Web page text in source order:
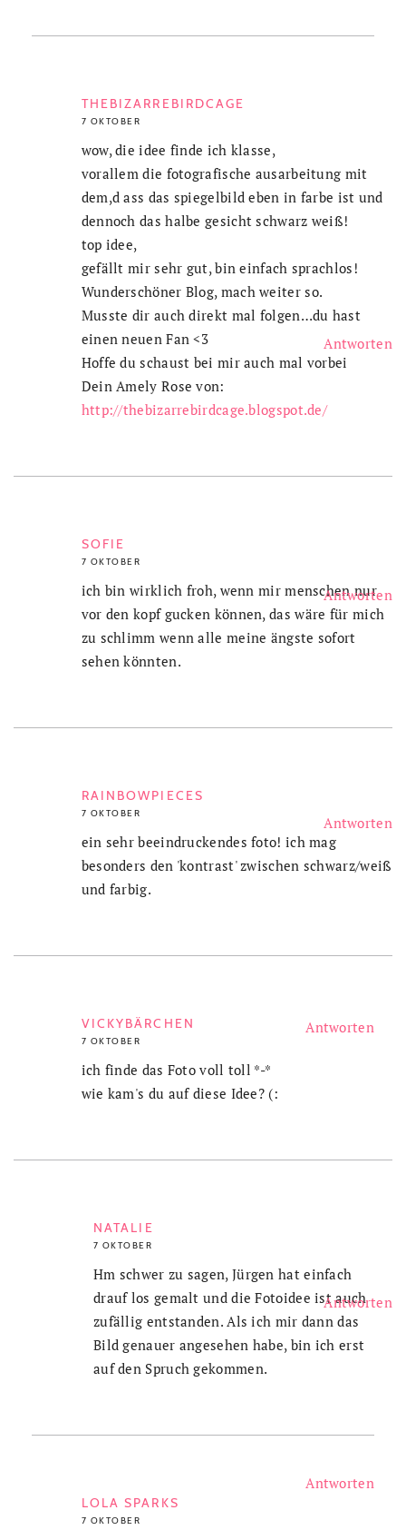
THEBIZARREBIRDCAGE
7 OKTOBER
wow, die idee finde ich klasse,
vorallem die fotografische ausarbeitung mit
dem,d ass das spiegelbild eben in farbe ist und
dennoch das halbe gesicht schwarz weiß!
top idee,
gefällt mir sehr gut, bin einfach sprachlos!
Wunderschöner Blog, mach weiter so.
Musste dir auch direkt mal folgen…du hast
einen neuen Fan <3
Hoffe du schaust bei mir auch mal vorbei
Dein Amely Rose von:
http://thebizarrebirdcage.blogspot.de/
SOFIE
7 OKTOBER
Antworten
ich bin wirklich froh, wenn mir menschen nur
vor den kopf gucken können, das wäre für mich
zu schlimm wenn alle meine ängste sofort
sehen könnten.
RAINBOWPIECES
7 OKTOBER
Antworten
ein sehr beeindruckendes foto! ich mag
besonders den 'kontrast' zwischen schwarz/weiß
und farbig.
VICKYBÄRCHEN
7 OKTOBER
Antworten
ich finde das Foto voll toll *-*
wie kam's du auf diese Idee? (:
NATALIE
7 OKTOBER
Antworten
Hm schwer zu sagen, Jürgen hat einfach
drauf los gemalt und die Fotoidee ist auch
zufällig entstanden. Als ich mir dann das
Bild genauer angesehen habe, bin ich erst
auf den Spruch gekommen.
LOLA SPARKS
7 OKTOBER
Antworten
Antworten